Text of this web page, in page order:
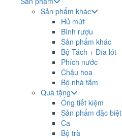
Sản phẩm khác
Hủ mứt
Bình rượu
Sản phẩm khác
Bộ Tách + Dĩa lót
Phích nước
Chậu hoa
Bộ nhà tắm
Quà tặng
Ống tiết kiệm
Sản phẩm đặc biệt
Ca
Bộ trà